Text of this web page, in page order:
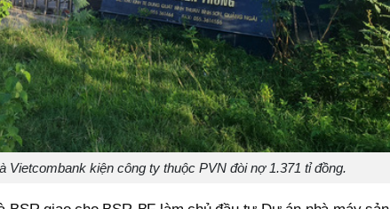
Vietcombank kiện công ty thuộc PVN đòi nợ 1.371 tỉ đồng.